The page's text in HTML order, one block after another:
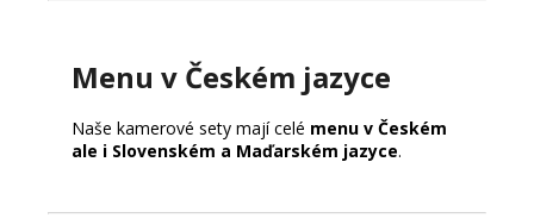
Menu v Českém jazyce
Naše kamerové sety mají celé menu v Českém
ale i Slovenském a Maďarském jazyce.